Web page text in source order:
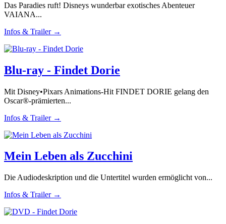
Das Paradies ruft! Disneys wunderbar exotisches Abenteuer
VAIANA...
Infos & Trailer →
Blu-ray - Findet Dorie
Mit Disney•Pixars Animations-Hit FINDET DORIE gelang den
Oscar®-prämierten...
Infos & Trailer →
Mein Leben als Zucchini
Die Audiodeskription und die Untertitel wurden ermöglicht von...
Infos & Trailer →